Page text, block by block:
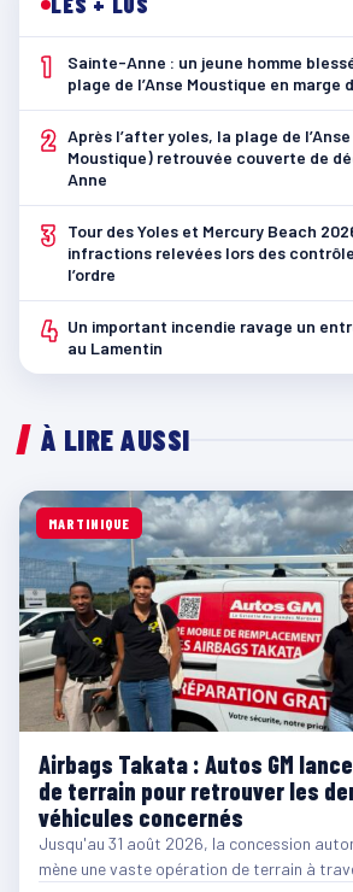
1
Sainte-Anne : un jeune homme
plage de l’Anse Moustique en marge
2 Après l’after yoles, la plage de
Moustique) retrouvée couverte de
Anne
3
Tour des Yoles et Mercury Beach
infractions relevées lors des
l’ordre
4 Un important incendie ravage un
au Lamentin
À LIRE AUSSI
MARTINIQUE
Airbags Takata : Autos GM
de terrain pour retrouver les
véhicules concernés
Jusqu'au 31 août 2026, la concession
mène une vaste opération de terrain à